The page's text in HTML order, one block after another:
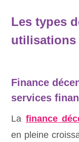
Les types
utilisations
Finance
services
La finance
en pleine